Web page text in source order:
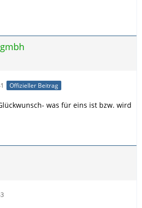
Offizieller Beitrag
was für eins ist bzw. wird